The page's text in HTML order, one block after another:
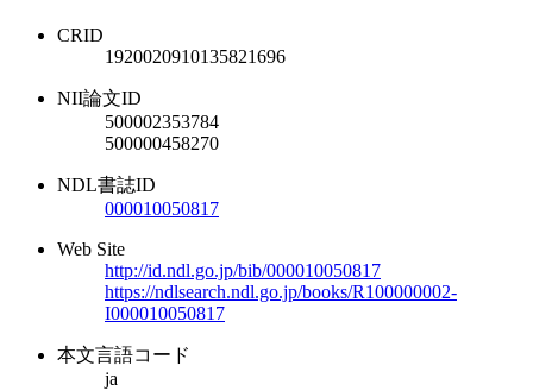
CRID
1920020910135821696
NII論文ID
500002353784
500000458270
NDL書誌ID
000010050817
Web Site
http://id.ndl.go.jp/bib/000010050817
https://ndlsearch.ndl.go.jp/books/R100000002-
I000010050817
本文言語コード
ja